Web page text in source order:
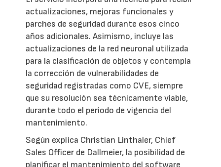
actualizaciones, mejoras funcionales y
parches de seguridad durante esos cinco
años adicionales. Asimismo, incluye las
actualizaciones de la red neuronal utilizada
para la clasificación de objetos y contempla
la corrección de vulnerabilidades de
seguridad registradas como CVE, siempre
que su resolución sea técnicamente viable,
durante todo el periodo de vigencia del
mantenimiento.
Según explica Christian Linthaler, Chief
Sales Officer de Dallmeier, la posibilidad de
planificar el mantenimiento del software